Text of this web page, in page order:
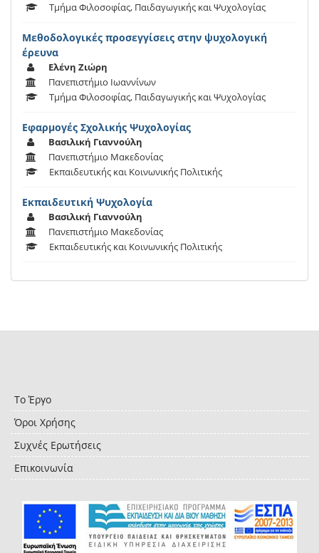
Τμήμα Φιλοσοφίας, Παιδαγωγικής και Ψυχολογίας
Μεθοδολογικές προσεγγίσεις στην ψυχολογική
έρευνα
Ελένη Ζιώρη
Πανεπιστήμιο Ιωαννίνων
Τμήμα Φιλοσοφίας, Παιδαγωγικής και Ψυχολογίας
Eφαρμογές Σχολικής Ψυχολογίας
Βασιλική Γιαννούλη
Πανεπιστήμιο Μακεδονίας
Εκπαιδευτικής και Κοινωνικής Πολιτικής
Εκπαιδευτική Ψυχολογία
Βασιλική Γιαννούλη
Πανεπιστήμιο Μακεδονίας
Εκπαιδευτικής και Κοινωνικής Πολιτικής
Το Έργο
Όροι Χρήσης
Συχνές Ερωτήσεις
Επικοινωνία